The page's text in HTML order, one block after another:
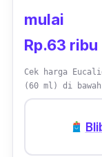
mulai
Rp.63 ribu
Cek harga
(60 ml) di